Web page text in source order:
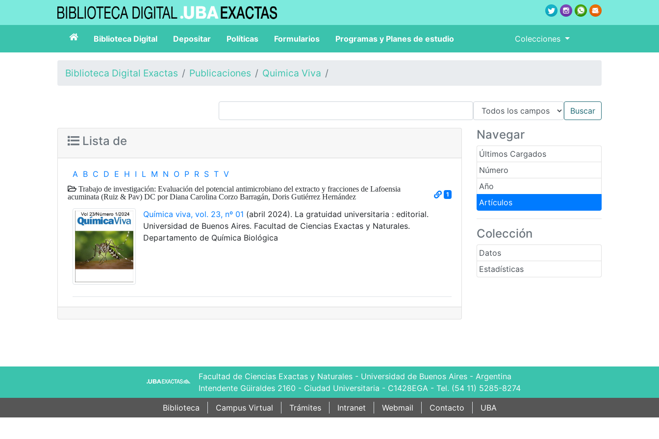
Biblioteca Digital Depositar Políticas Formularios Programas y Planes de estudio Colecciones
Biblioteca Digital Exactas Publicaciones Quimica Viva
Navegar
Últimos Cargados
Número
Año
Artículos
Colección
Datos
Estadísticas
Lista de
A B C D E H I L M N O P R S T V
Trabajo de investigación: Evaluación del potencial antimicrobiano del extracto y fracciones de Lafoensia
acuminata (Ruiz & Pav) DC por Diana Carolina Corzo Barragán, Doris Gutiérrez Hernández
1
Química viva, vol. 23, nº 01 (abril 2024). La gratuidad universitaria : editorial.
Universidad de Buenos Aires. Facultad de Ciencias Exactas y Naturales.
Departamento de Química Biológica
Facultad de Ciencias Exactas y Naturales - Universidad de Buenos Aires - Argentina
Intendente Güiraldes 2160 - Ciudad Universitaria - C1428EGA - Tel. (54 11) 5285-8274
Biblioteca
Campus Virtual Trámites Intranet Webmail Contacto UBA